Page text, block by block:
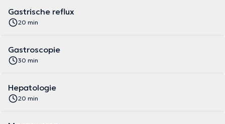
Gastrische reflux
20 min
Gastroscopie
30 min
Hepatologie
20 min